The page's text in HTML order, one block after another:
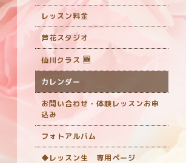
レッスン料金
芦花スタジオ
仙川クラス 🆕
カレンダー
お問い合わせ・体験レッスンお申
込み
フォトアルバム
◆レッスン生 専用ページ